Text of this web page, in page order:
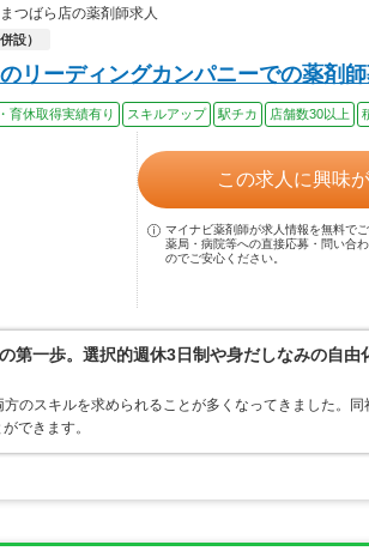
つばら店の薬剤師求人
設）
リーディングカンパニーでの薬剤
育休取得実績有り スキルアップ 駅チカ 店舗数30以上
この求人に興味
マイナビ薬剤師が求人情報を無料でご
薬局・病院等への直接応募・問い合
のでご安心ください。
第一歩。選択的週休3日制や身だしなみの自由
のスキルを求められることが多くなってきました。
できます。